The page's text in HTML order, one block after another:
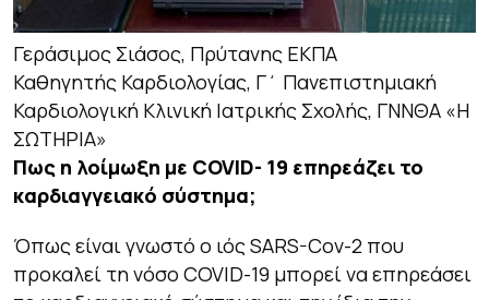
Γεράσιμος Σιάσος, Πρύτανης ΕΚΠΑ
Καθηγητής Καρδιολογίας, Γ΄ Πανεπιστημιακή
Καρδιολογική Κλινική Ιατρικής Σχολής, ΓΝΝΘΑ «Η
ΣΩΤΗΡΙΑ»
Πως η λοίμωξη με COVID- 19 επηρεάζει το
καρδιαγγειακό σύστημα;
Όπως είναι γνωστό ο ιός SARS-Cov-2 που
προκαλεί τη νόσο COVID-19 μπορεί να επηρεάσει